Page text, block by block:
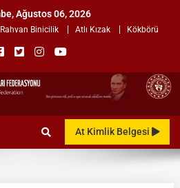
Ağustos 06, 2026
Rahvan Binicilik Atlı Kızak Kökbörü
ATLI
DALLARIAt Kimlik Belgesi